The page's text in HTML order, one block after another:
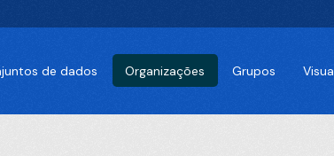
de dados Organizações Grupos